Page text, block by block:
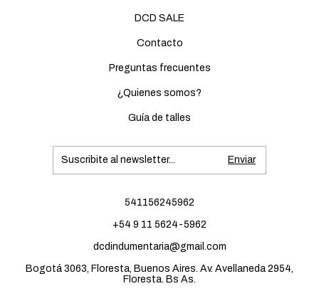
DCD SALE
Contacto
Preguntas frecuentes
¿Quienes somos?
Guía de talles
541156245962
+54 9 11 5624-5962
dcdindumentaria@gmail.com
Bogotá 3063, Floresta, Buenos Aires. Av. Avellaneda 2954,
Floresta. Bs As.